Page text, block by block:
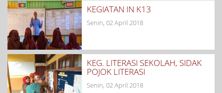
KEGIATAN IN K13
Senin, 02 April 2018
KEG. LITERASI SEKOLAH, SIDAK
POJOK LITERASI
Senin, 02 April 2018